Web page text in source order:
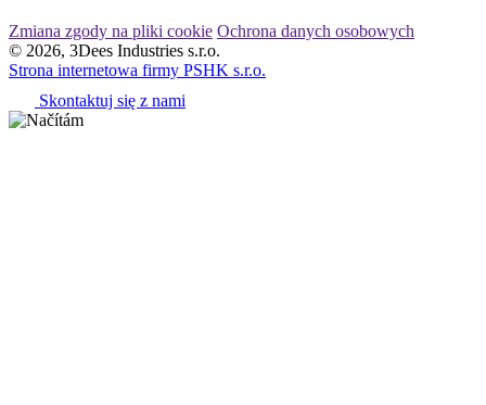
Zmiana zgody na pliki cookie Ochrona danych osobowych
© 2026, 3Dees Industries s.r.o.
Strona internetowa firmy PSHK s.r.o.
Skontaktuj się z nami